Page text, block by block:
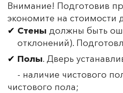
Внимание! Подготовив
экономите на стоимости
Стены должны быть
отклонений).
Полы. Дверь
- наличие чистового
чистового пола;